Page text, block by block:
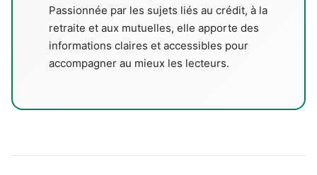
Passionnée par les sujets liés au crédit, à la
retraite et aux mutuelles, elle apporte des
informations claires et accessibles pour
accompagner au mieux les lecteurs.